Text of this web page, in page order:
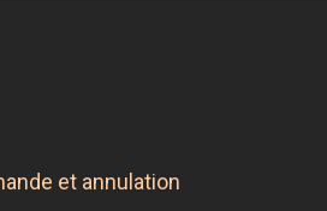
et annulation